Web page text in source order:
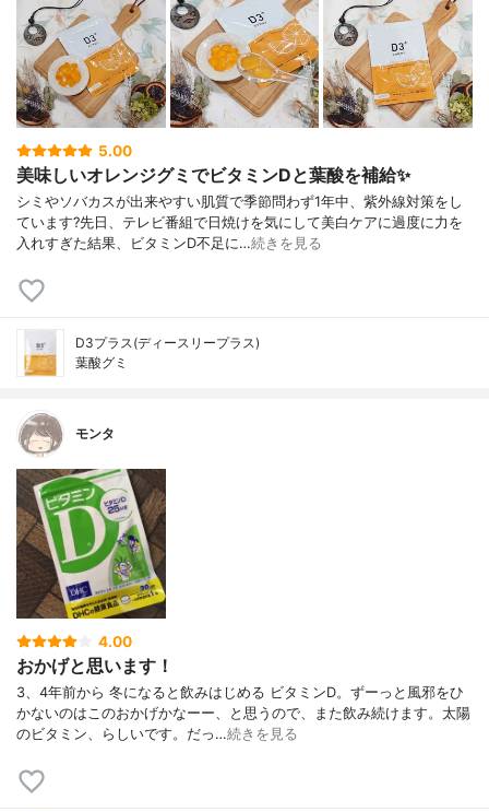
5.00
美味しいオレンジグミでビタミンDと葉酸を補給✨
シミやソバカスが出来やすい肌質で季節問わず1年中、紫外線対策をし
ています?先日、テレビ番組で日焼けを気にして美白ケアに過度に力を
入れすぎた結果、ビタミンD不足に…続きを見る
D3プラス(ディースリープラス)
葉酸グミ
モンタ
4.00
おかげと思います！
3、4年前から 冬になると飲みはじめる ビタミンD。ずーっと風邪をひ
かないのはこのおかげかなーー、と思うので、また飲み続けます。太陽
のビタミン、らしいです。だっ…続きを見る